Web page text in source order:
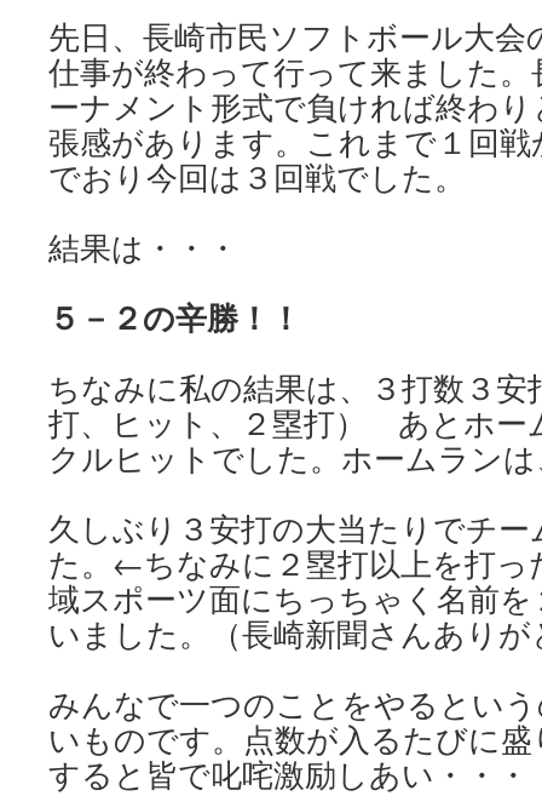
先日、長崎市民ソフトボール大
仕事が終わって行って来ました
ーナメント形式で負ければ終わ
張感があります。これまで１回
でおり今回は３回戦でした。
結果は・・・
５－２の辛勝！！
ちなみに私の結果は、３打数３安
打、ヒット、２塁打） あとホー
クルヒットでした。ホームラン
久しぶり３安打の大当たりでチ
た。←ちなみに２塁打以上を打っ
域スポーツ面にちっちゃく名前
いました。（長崎新聞さんありが
みんなで一つのことをやるとい
いものです。点数が入るたびに
すると皆で叱咤激励しあい・・・